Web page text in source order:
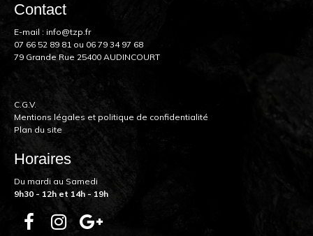
Contact
E-mail : info@tzp.fr
07 66 52 89 81 ou 06 79 34 97 68
79 Grande Rue 25400 AUDINCOURT
C.G.V.
Mentions légales et politique de confidentialité
Plan du site
Horaires
Du mardi au Samedi
9h30 - 12h et 14h - 19h